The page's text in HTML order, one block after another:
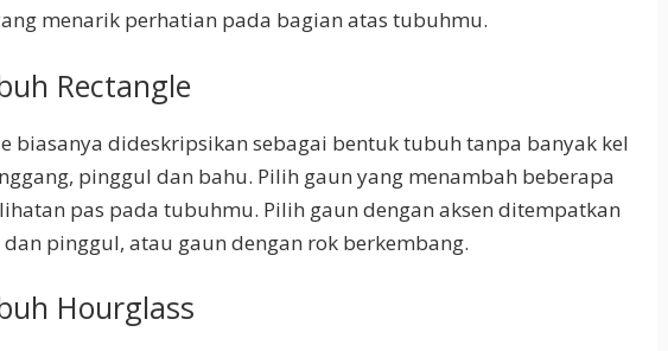
menarik perhatian pada bagian atas tubuhmu.
Rectangle
biasanya dideskripsikan sebagai bentuk tubuh tanpa banyak kel
pinggul dan bahu. Pilih gaun yang menambah beberapa
pas pada tubuhmu. Pilih gaun dengan aksen ditempatkan
pinggul, atau gaun dengan rok berkembang.
Hourglass